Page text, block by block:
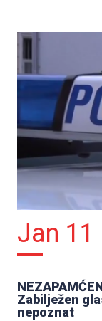
Veliki
brucoše:
CRNA
Maja Šuput
Jan 11
Zabilježen
nepoznat